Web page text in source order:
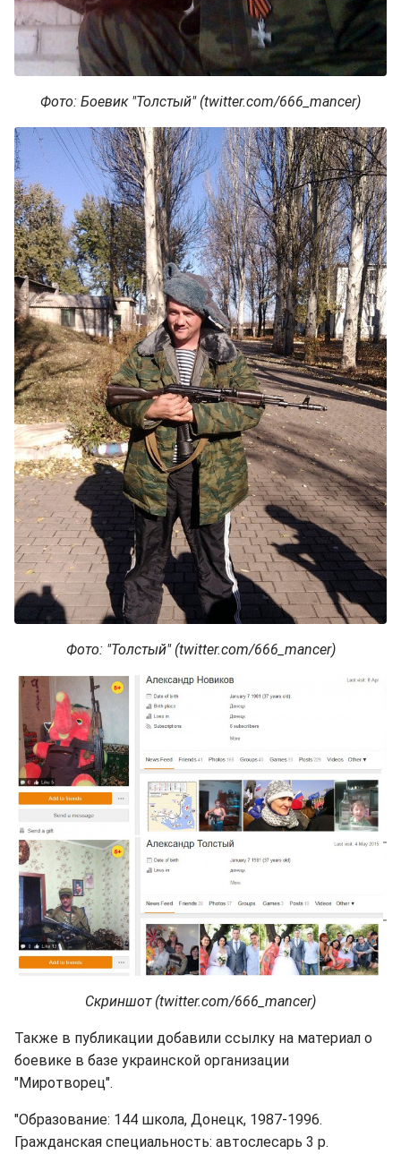
Фото: Боевик "Толстый" (twitter.com/666_mancer)
Фото: "Толстый" (twitter.com/666_mancer)
Скриншот (twitter.com/666_mancer)
Также в публикации добавили ссылку на материал о
боевике в базе украинской организации
"Миротворец".
"Образование: 144 школа, Донецк, 1987-1996.
Гражданская специальность: автослесарь 3 р.